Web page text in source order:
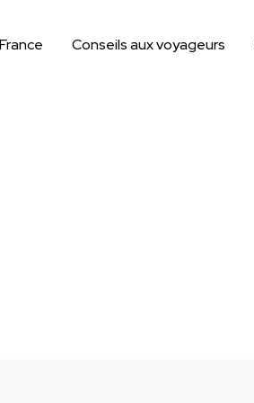
Conseils aux voyageurs